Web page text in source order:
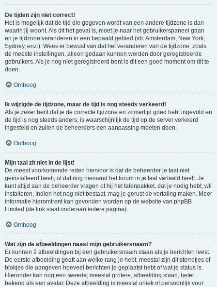
De tijden zijn niet correct!
Het is mogelijk dat de tijd die gegeven wordt van een andere tijdzone is dan
waarin jij woont. Als dit het geval is, moet je naar het gebruikerspaneel gaan
en je tijdzone veranderen in een bepaald gebied (vb: Amsterdam, New York,
Sydney, enz.). Wees er bewust van dat het veranderen van de tijdzone, zoals
de meeste instellingen, alleen gedaan kunnen worden door geregistreerde
gebruikers. Als je nog niet geregistreerd bent is dit een goed moment om dit te
doen.
Omhoog
Ik wijzigde de tijdzone, maar de tijd is nog steeds verkeerd!
Als je zeker bent dat je de correcte tijdzone en zomertijd goed hebt ingevuld en
de tijd is nog steeds anders, is waarschijnlijk de tijd op de server verkeerd
ingesteld en zullen de beheerders een aanpassing moeten doen.
Omhoog
Mijn taal zit niet in de lijst!
De meest voorkomende reden hiervoor is dat de beheerder je taal niet
geïnstalleerd heeft, of dat nog niemand het forum in je taal vertaald heeft. Je
kunt altijd aan de beheerder vragen of hij het talenpakket, dat je nodig hebt, wil
installeren. Indien het nog niet bestaat, mag je gerust de vertaling maken. Meer
informatie hieromtrent kan gevonden worden op de website van phpBB
Limited (de link staat onderaan iedere pagina).
Omhoog
Wat zijn de afbeeldingen naast mijn gebruikersnaam?
Er kunnen 2 afbeeldingen bij een gebruikersnaam staan als je berichten leest.
De eerste afbeelding geeft aan welke rang je hebt, meestal zijn dit sterretjes of
blokjes die aangeven hoeveel berichten je geplaatst hebt of wat je status is.
Hieronder kan nog een tweede, meestal grotere, afbeelding staan, beter
bekend als een avatar. Deze afbeelding is meestal uniek of persoonlijk voor